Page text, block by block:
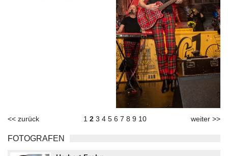
<< zurück 1 2 3 4 5 6 7 8 9 10 weiter >>
FOTOGRAFEN